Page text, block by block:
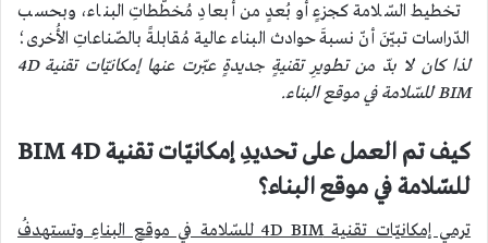
تخطيط السّلامة كجزءٍ أو بُعدٍ من أبعادِ مُخطّطاتِ البناء، وبحسب
الدّراسات تبيّنَ أنّ نسبةَ حوادث البناء عالية مُقابلةً بالصّناعاتِ الأُخرى؛
لذا كان لا بدّ من تطويرِ تقنيةٍ جديدةٍ عبّرت عنها إمكانيّات تقنية4D
BIMللسّلامة في موقع البناء.
كيف تم العمل على تحديدِ إمكانيّات تقنية BIM 4D
للسّلامة في موقع البناء؟
ترمي إمكانيّات تقنية4D BIMللسّلامة في موقعِ البناءِ وتستهدفُ